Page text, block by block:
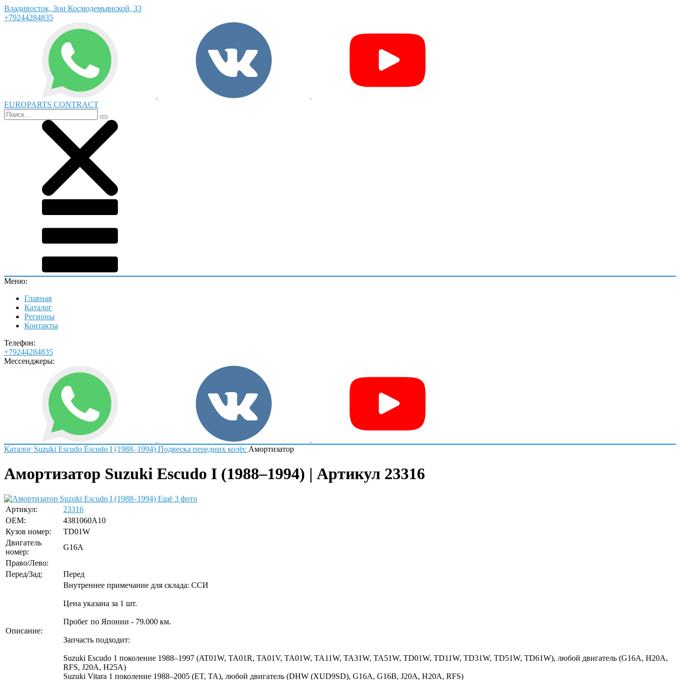
Владивосток, Зои Космодемьянской, 33
+79244284835
EUROPARTS CONTRACT
Меню:
Главная
Каталог
Регионы
Контакты
Телефон:
+79244284835
Мессенджеры:
Каталог Suzuki Escudo Escudo I (1988–1994) Подвеска передних колёс Амортизатор
Амортизатор Suzuki Escudo I (1988–1994) | Артикул 23316
Ещё 3 фото
Артикул:
23316
OEM:
4381060A10
Кузов номер:
TD01W
Двигатель
номер:
G16A
Право/Лево:
Перед/Зад:
Перед
Описание:
Внутреннее примечание для склада: ССИ
Цена указана за 1 шт.
Пробег по Японии - 79.000 км.
Запчасть подходит:
Suzuki Escudo 1 поколение 1988–1997 (AT01W, TA01R, TA01V, TA01W, TA11W, TA31W, TA51W, TD01W, TD11W, TD31W, TD51W, TD61W), любой двигатель (G16A, H20A,
RFS, J20A, H25A)
Suzuki Vitara 1 поколение 1988–2005 (ET, TA), любой двигатель (DHW (XUD9SD), G16A, G16B, J20A, H20A, RFS)